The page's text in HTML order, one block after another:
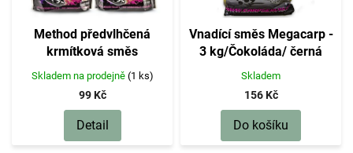
Method předvlhčená
krmítková směs
Skladem na prodejně (1 ks)
99 Kč
Detail
Vnadící směs Megacarp -
3 kg/Čokoláda/ černá
Skladem
156 Kč
Do košíku